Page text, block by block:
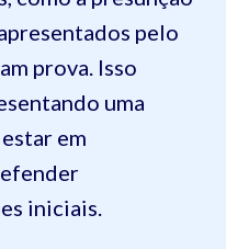
pelo
prova. Isso
uma
em
iniciais.